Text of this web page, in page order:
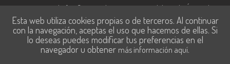
Este contenido fue financiado con recursos del Fondo Único de
Tecnologías de la Información y las Comunicaciones de MinTic.
Esta web utiliza cookies propias o de terceros. Al continuar
con la navegación, aceptas el uso que hacemos de ellas. Si
lo deseas puedes modificar tus preferencias en el
navegador u obtener más información aquí.